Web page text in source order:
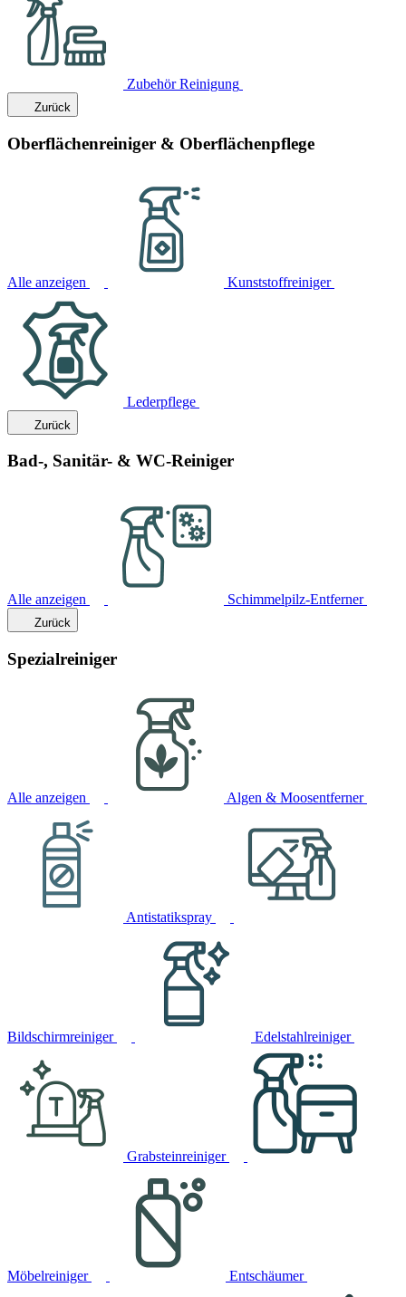
Zubehör Reinigung
Zurück
Oberflächenreiniger & Oberflächenpflege
Alle anzeigen Kunststoffreiniger
Lederpflege
Zurück
Bad-, Sanitär- & WC-Reiniger
Alle anzeigen Schimmelpilz-Entferner
Zurück
Spezialreiniger
Alle anzeigen Algen & Moosentferner
Antistatikspray
Bildschirmreiniger Edelstahlreiniger
Grabsteinreiniger
Möbelreiniger Entschäumer